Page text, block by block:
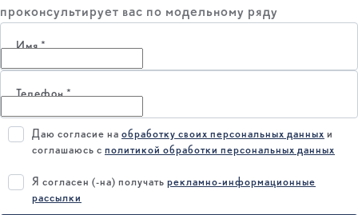
проконсультирует вас по модельному ряду
Имя*
Телефон*
Даю согласие на обработку своих персональных данных и
соглашаюсь с политикой обработки персональных данных
Я согласен (-на) получать рекламно-информационные
рассылки